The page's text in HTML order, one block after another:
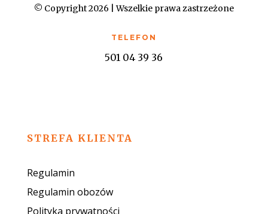
© Copyright 2026 | Wszelkie prawa zastrzeżone
TELEFON
501 04 39 36
STREFA KLIENTA
Regulamin
Regulamin obozów
Polityka prywatności